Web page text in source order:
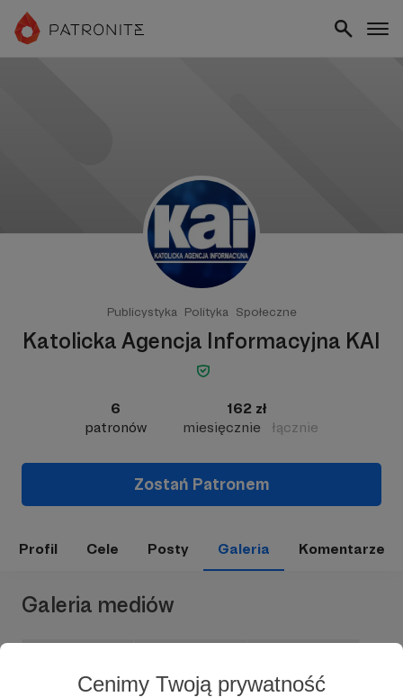
Cenimy Twoją prywatność
Publicystyka Polityka Społeczne
Katolicka Agencja Informacyjna KAI
6
patronów
162 zł
miesięcznie
łącznie
Zostań Patronem
Profil Cele Posty Galeria Komentarze
Galeria mediów